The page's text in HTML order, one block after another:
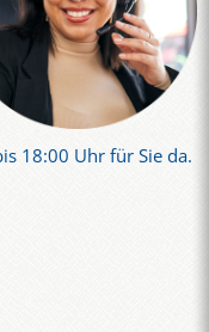
18:00 Uhr für Sie da.